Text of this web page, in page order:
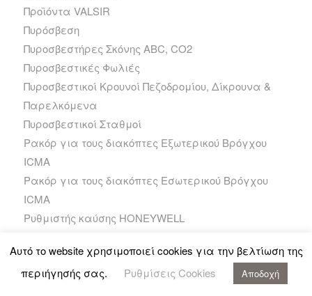
Προϊόντα VALSIR
Πυρόσβεση
Πυροσβεστήρες Σκόνης ABC, CO2
Πυροσβεστικές Φωλιές
Πυροσβεστικοί Κρουνοί Πεζοδρομίου, Δίκρουνα &
Παρελκόμενα
Πυροσβεστικοί Σταθμοί
Ρακόρ για τους διακόπτες Εξωτερικού Βρόγχου
ICMA
Ρακόρ για τους διακόπτες Εσωτερικού Βρόγχου
ICMA
Ρυθμιστής καύσης HONEYWELL
Σειρά TN -X
Σειρά TN +PRO+
Αυτό το website χρησιμοποιεί cookies για την βελτίωση της
περιήγησής σας.
Ρυθμίσεις Cookies Αποδοχή